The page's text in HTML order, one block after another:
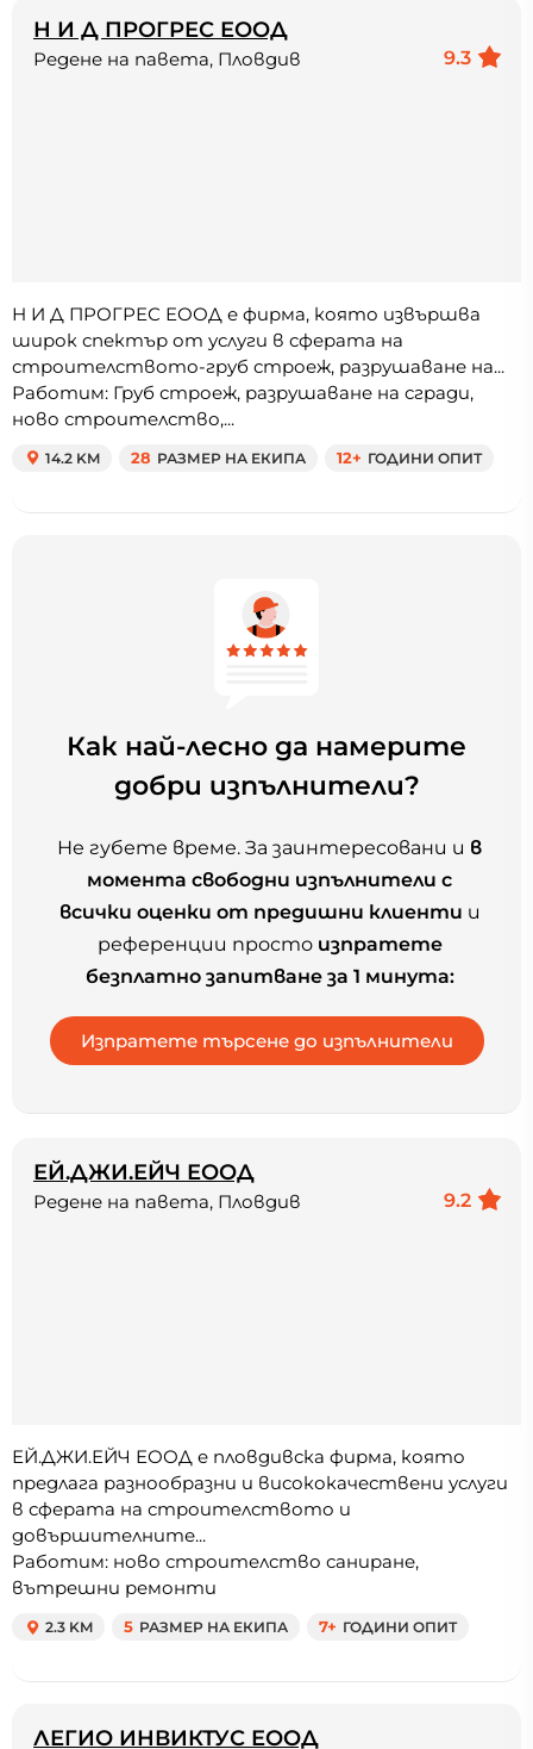
Н И Д ПРОГРЕС ЕООД
9.3
Редене на павета, Пловдив
Н И Д ПРОГРЕС ЕООД е фирма, която извършва
широк спектър от услуги в сферата на
строителството-груб строеж, разрушаване на...
Работим: Груб строеж, разрушаване на сгради,
ново строителство,...
14.2 KM 28 РАЗМЕР НА ЕКИПА 12+ ГОДИНИ ОПИТ
Как най-лесно да намерите
добри изпълнители?
Не губете време. За заинтересовани и в
момента свободни изпълнители с
всички оценки от предишни клиенти и
референции просто изпратете
безплатно запитване за 1 минута:
ЕЙ.ДЖИ.ЕЙЧ ЕООД
9.2
Редене на павета, Пловдив
ЕЙ.ДЖИ.ЕЙЧ ЕООД е пловдивска фирма, която
предлага разнообразни и висококачествени услуги
в сферата на строителството и
довършителните...
Работим: ново строителство саниране,
вътрешни ремонти
2.3 KM 5 РАЗМЕР НА ЕКИПА 7+ ГОДИНИ ОПИТ
ЛЕГИО ИНВИКТУС ЕООД